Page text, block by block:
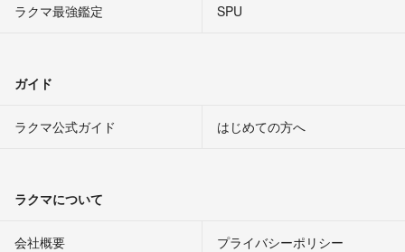
ラクマ最強鑑定
SPU
ガイド
ラクマ公式ガイド はじめての方へ
ラクマについて
会社概要 プライバシーポリシー